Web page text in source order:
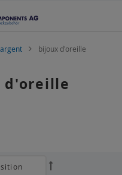
bijoux d'oreille
d'oreille
Par